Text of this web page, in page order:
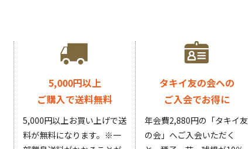
5,000円以上
ご購入で送料無料
5,000円以上お買い上げで送
料が無料になります。 ※一
タキイ友の会への
ご入会でお得に
年会費2,880円の「タキイ友
の会」へご入会いただく